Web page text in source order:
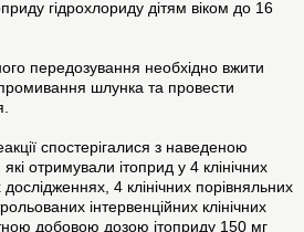
гідрохлориду дітям віком до 16
передозування необхідно вжити
шлунка та провести
спостерігалися з наведеною
отримували ітоприд у 4 клінічних
4 клінічних порівняльних
інтервенційних клінічних
добовою дозою ітоприду 150 мг